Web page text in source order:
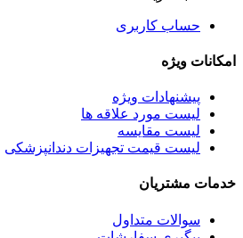
حساب کاربری
امکانات ویژه
پیشنهادات ویژه
لیست مورد علاقه ها
لیست مقایسه
لیست قیمت تجهیزات دندانپزشکی
خدمات مشتریان
سوالات متداول